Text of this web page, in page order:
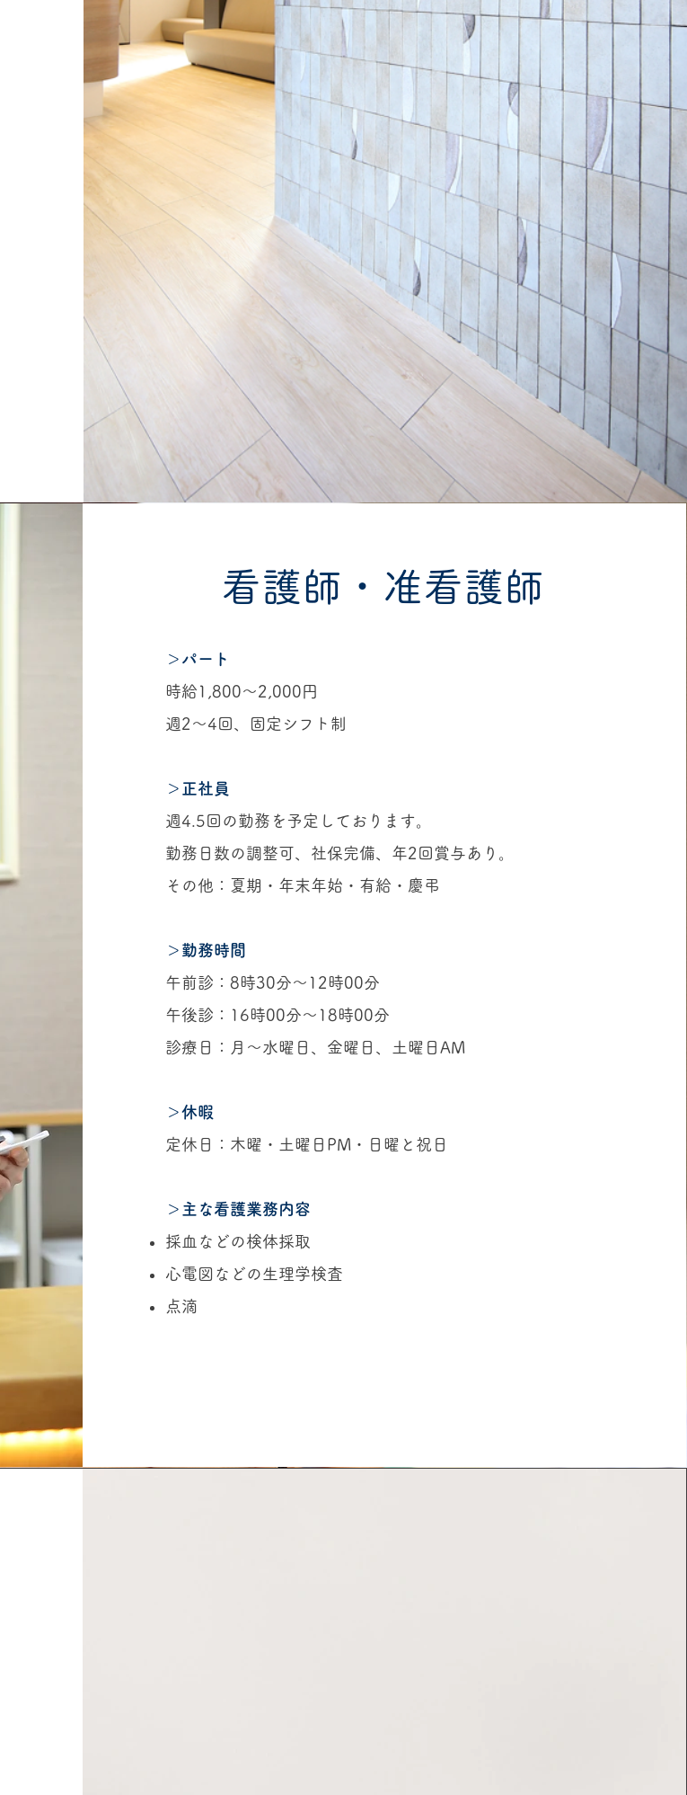
看護師・准看護師
＞パート
時給1,800〜2,000円
週2〜4回、固定シフト制
＞正社員
週4.5回の勤務を予定しております。
勤務日数の調整可、社保完備、年2回賞与あり。
その他：夏期・年末年始・有給・慶弔
＞勤務時間
午前診：8時30分〜12時00分
午後診：16時00分〜18時00分
診療日：月〜水曜日、金曜日、土曜日AM
＞休暇
定休日：木曜・土曜日PM・日曜と祝日
＞主な看護業務内容
採血などの検体採取
心電図などの生理学検査
点滴